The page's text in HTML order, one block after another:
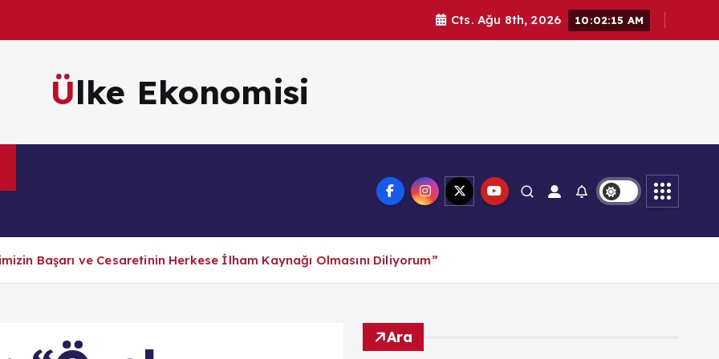
Cts. Ağu 8th, 2026 10:02:17 AM
Ülke Ekonomisi
Başarı ve Cesaretinin Herkese İlham Kaynağı Olmasını Diliyorum”
Ara